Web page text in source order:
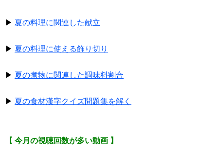
▶ 夏の料理に関連した献立
▶ 夏の料理に使える飾り切り
▶ 夏の煮物に関連した調味料割合
▶ 夏の食材漢字クイズ問題集を解く
【 今月の視聴回数が多い動画 】